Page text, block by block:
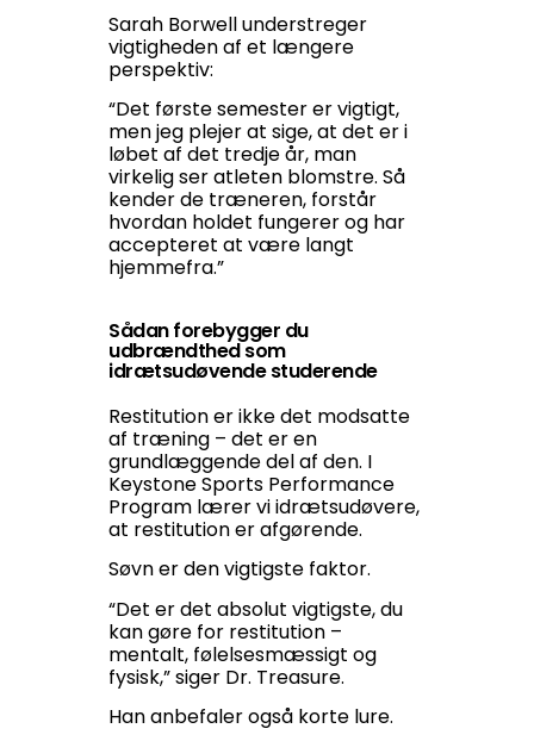
Sarah Borwell understreger
vigtigheden af et længere
perspektiv:
“Det første semester er vigtigt,
men jeg plejer at sige, at det er i
løbet af det tredje år, man
virkelig ser atleten blomstre. Så
kender de træneren, forstår
hvordan holdet fungerer og har
accepteret at være langt
hjemmefra.”
Sådan forebygger du
udbrændthed som
idrætsudøvende studerende
Restitution er ikke det modsatte
af træning – det er en
grundlæggende del af den. I
Keystone Sports Performance
Program lærer vi idrætsudøvere,
at restitution er afgørende.
Søvn er den vigtigste faktor.
“Det er det absolut vigtigste, du
kan gøre for restitution –
mentalt, følelsesmæssigt og
fysisk,” siger Dr. Treasure.
Han anbefaler også korte lure.